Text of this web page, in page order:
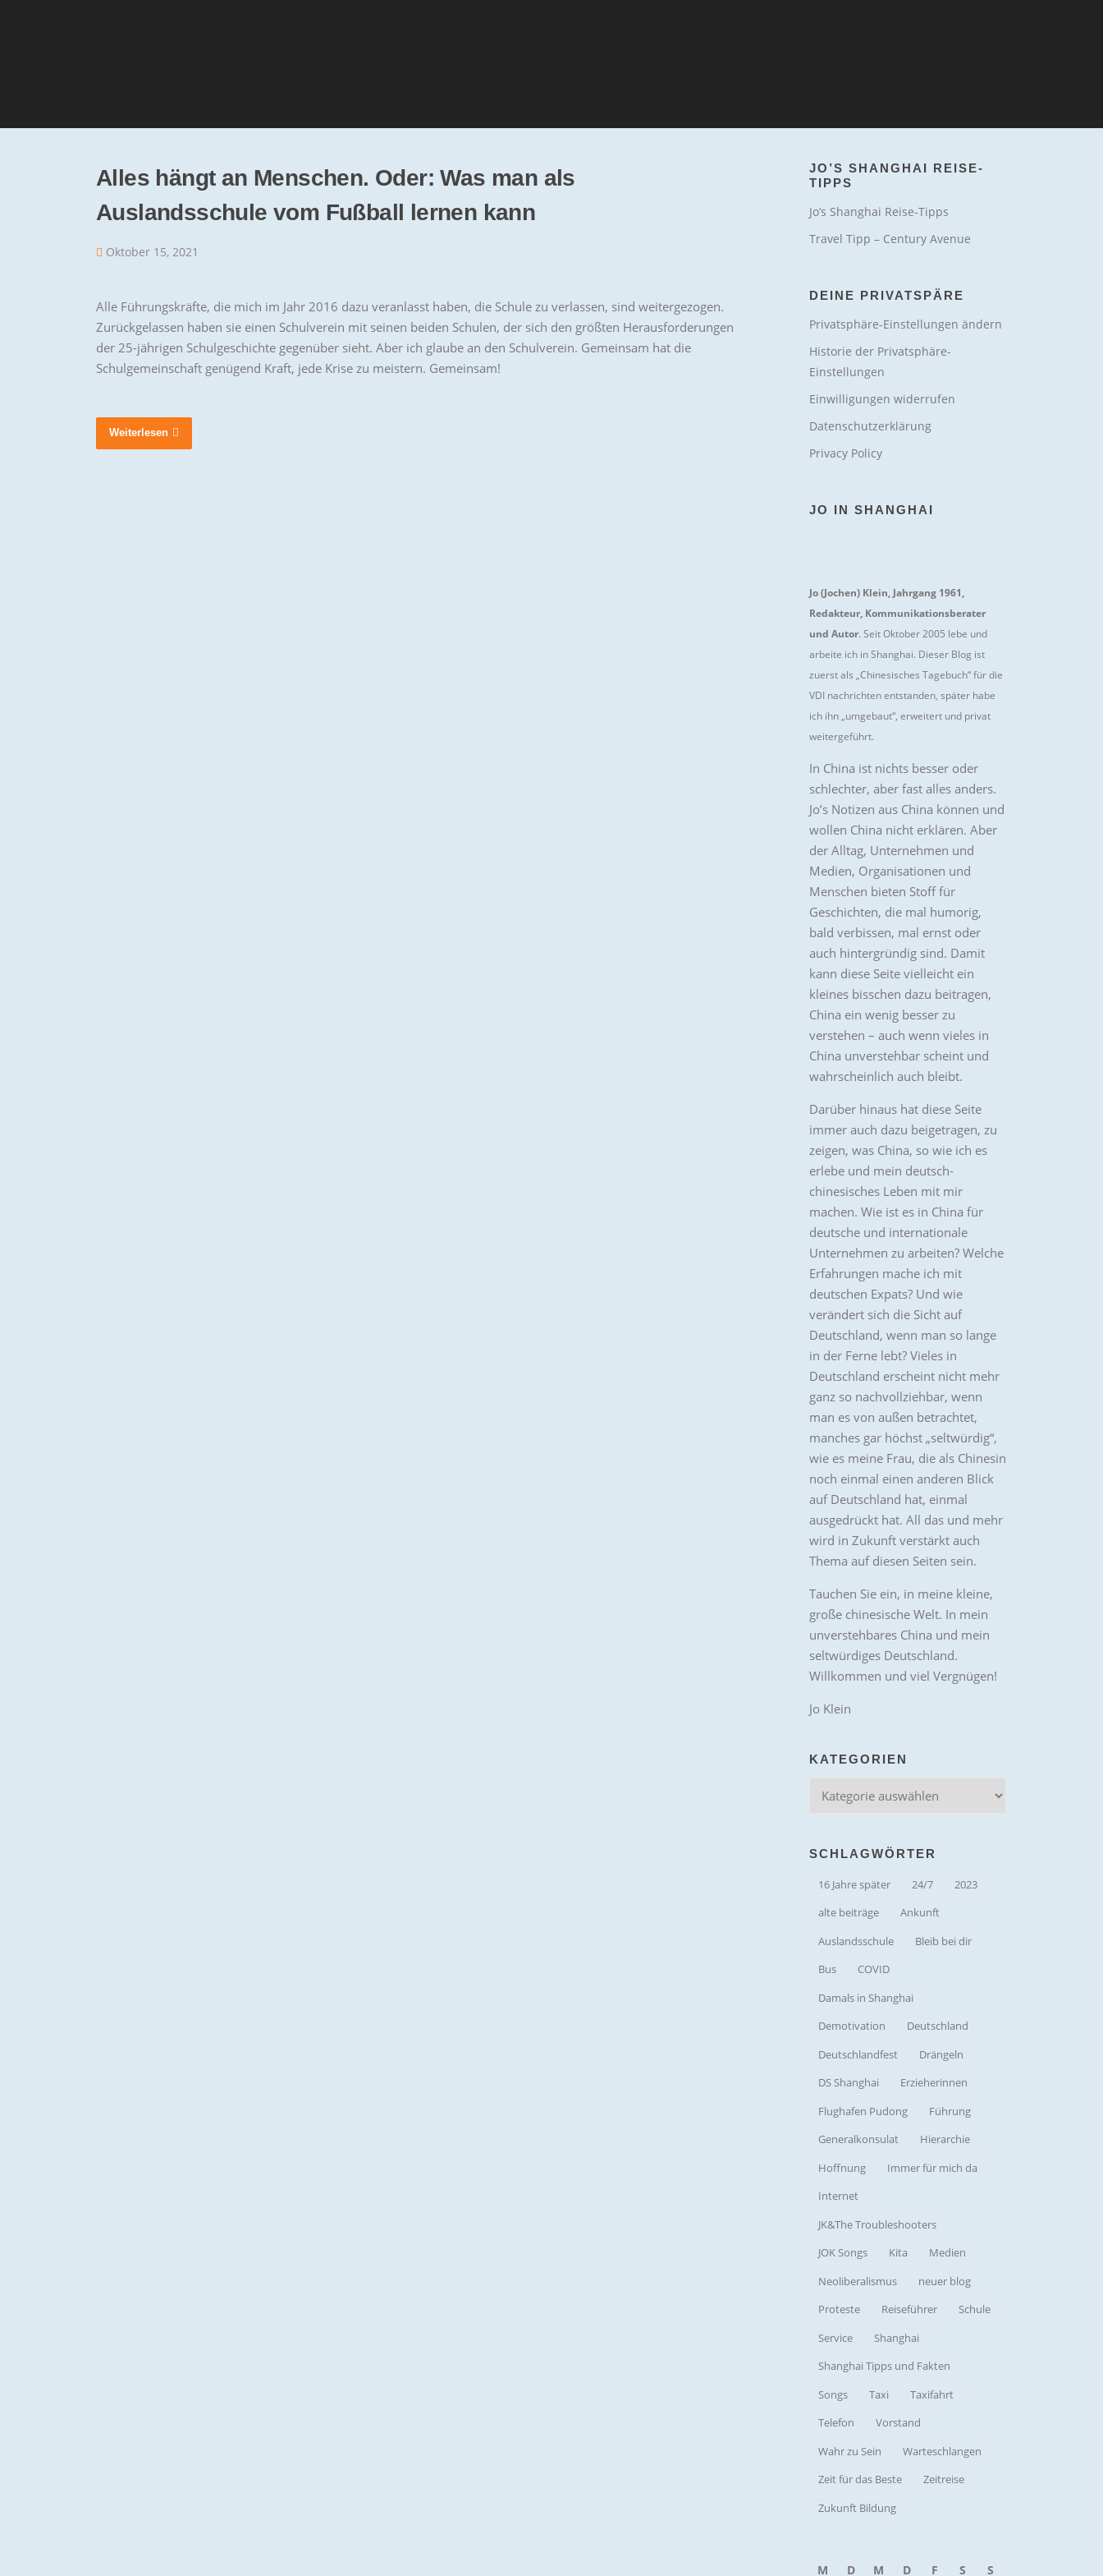
Alles hängt an Menschen. Oder: Was man als
Auslandsschule vom Fußball lernen kann
Oktober 15, 2021
Alle Führungskräfte, die mich im Jahr 2016 dazu veranlasst haben, die Schule zu verlassen, sind weitergezogen.
Zurückgelassen haben sie einen Schulverein mit seinen beiden Schulen, der sich den größten Herausforderungen
der 25-jährigen Schulgeschichte gegenüber sieht. Aber ich glaube an den Schulverein. Gemeinsam hat die
Schulgemeinschaft genügend Kraft, jede Krise zu meistern. Gemeinsam!
Weiterlesen
JO’S SHANGHAI REISE-
TIPPS
Jo’s Shanghai Reise-Tipps
Travel Tipp – Century Avenue
DEINE PRIVATSPÄRE
Privatsphäre-Einstellungen ändern
Historie der Privatsphäre-
Einstellungen
Einwilligungen widerrufen
Datenschutzerklärung
Privacy Policy
JO IN SHANGHAI
Jo (Jochen) Klein, Jahrgang 1961,
Redakteur, Kommunikationsberater
und Autor. Seit Oktober 2005 lebe und
arbeite ich in Shanghai. Dieser Blog ist
zuerst als „Chinesisches Tagebuch“ für die
VDI nachrichten entstanden, später habe
ich ihn „umgebaut“, erweitert und privat
weitergeführt.
In China ist nichts besser oder
schlechter, aber fast alles anders.
Jo’s Notizen aus China können und
wollen China nicht erklären. Aber
der Alltag, Unternehmen und
Medien, Organisationen und
Menschen bieten Stoff für
Geschichten, die mal humorig,
bald verbissen, mal ernst oder
auch hintergründig sind. Damit
kann diese Seite vielleicht ein
kleines bisschen dazu beitragen,
China ein wenig besser zu
verstehen – auch wenn vieles in
China unverstehbar scheint und
wahrscheinlich auch bleibt.
Darüber hinaus hat diese Seite
immer auch dazu beigetragen, zu
zeigen, was China, so wie ich es
erlebe und mein deutsch-
chinesisches Leben mit mir
machen. Wie ist es in China für
deutsche und internationale
Unternehmen zu arbeiten? Welche
Erfahrungen mache ich mit
deutschen Expats? Und wie
verändert sich die Sicht auf
Deutschland, wenn man so lange
in der Ferne lebt? Vieles in
Deutschland erscheint nicht mehr
ganz so nachvollziehbar, wenn
man es von außen betrachtet,
manches gar höchst „seltwürdig“,
wie es meine Frau, die als Chinesin
noch einmal einen anderen Blick
auf Deutschland hat, einmal
ausgedrückt hat. All das und mehr
wird in Zukunft verstärkt auch
Thema auf diesen Seiten sein.
Tauchen Sie ein, in meine kleine,
große chinesische Welt. In mein
unverstehbares China und mein
seltwürdiges Deutschland.
Willkommen und viel Vergnügen!
Jo Klein
KATEGORIEN
SCHLAGWÖRTER
16 Jahre später 24/7
2023
alte beiträge
Ankunft
Auslandsschule
Bleib bei dir
Bus
COVID
Damals in Shanghai
Demotivation
Deutschland
Deutschlandfest
Drängeln
DS Shanghai
Erzieherinnen
Flughafen Pudong
Führung
Generalkonsulat
Hierarchie
Hoffnung
Immer für mich da
Internet
JK&The Troubleshooters
JOK Songs
Kita
Medien
Neoliberalismus
neuer blog
Proteste
Reiseführer
Schule
Service
Shanghai
Shanghai Tipps und Fakten
Songs
Taxi
Taxifahrt
Telefon
Vorstand
Wahr zu Sein
Warteschlangen
Zeit für das Beste
Zeitreise
Zukunft Bildung
M D M D F S S